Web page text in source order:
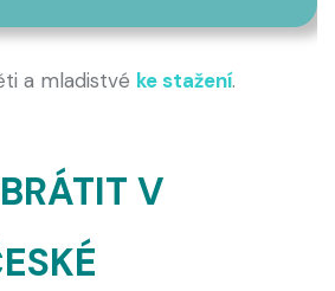
a mladistvé ke stažení.
V